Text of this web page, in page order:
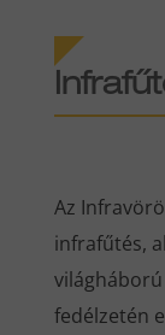
Az
infrafűtés,
fedélzetén